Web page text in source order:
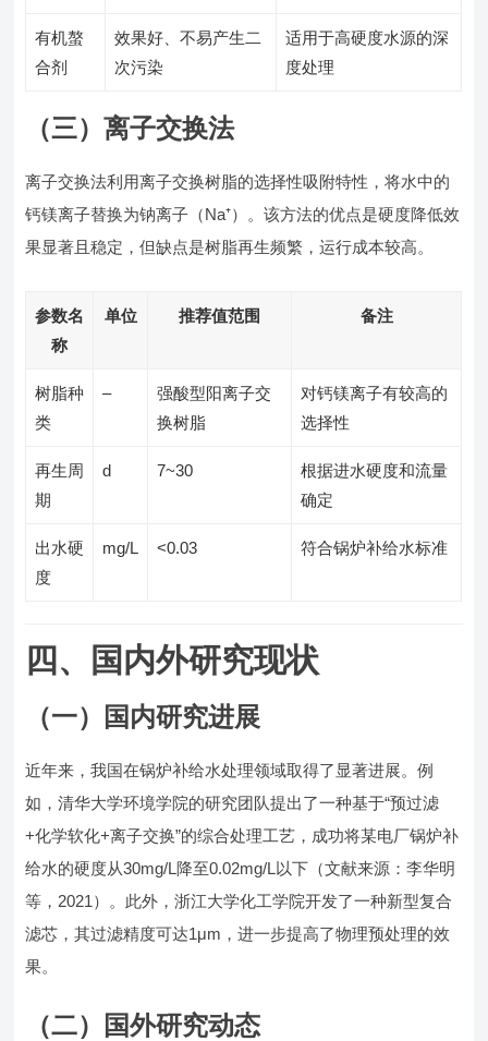
有机螯
合剂
效果好、不易产生二
次污染
适用于高硬度水源的深
度处理
（三）离子交换法
离子交换法利用离子交换树脂的选择性吸附特性，将水中的
钙镁离子替换为钠离子（Na⁺）。该方法的优点是硬度降低效
果显著且稳定，但缺点是树脂再生频繁，运行成本较高。
参数名
称
单位 推荐值范围 备注
树脂种
类
–
强酸型阳离子交
换树脂
对钙镁离子有较高的
选择性
再生周
期
d 7~30
根据进水硬度和流量
确定
出水硬
度
mg/L <0.03 符合锅炉补给水标准
四、国内外研究现状
（一）国内研究进展
近年来，我国在锅炉补给水处理领域取得了显著进展。例
如，清华大学环境学院的研究团队提出了一种基于“预过滤
+化学软化+离子交换”的综合处理工艺，成功将某电厂锅炉补
给水的硬度从30mg/L降至0.02mg/L以下（文献来源：李华明
等，2021）。此外，浙江大学化工学院开发了一种新型复合
滤芯，其过滤精度可达1μm，进一步提高了物理预处理的效
果。
（二）国外研究动态